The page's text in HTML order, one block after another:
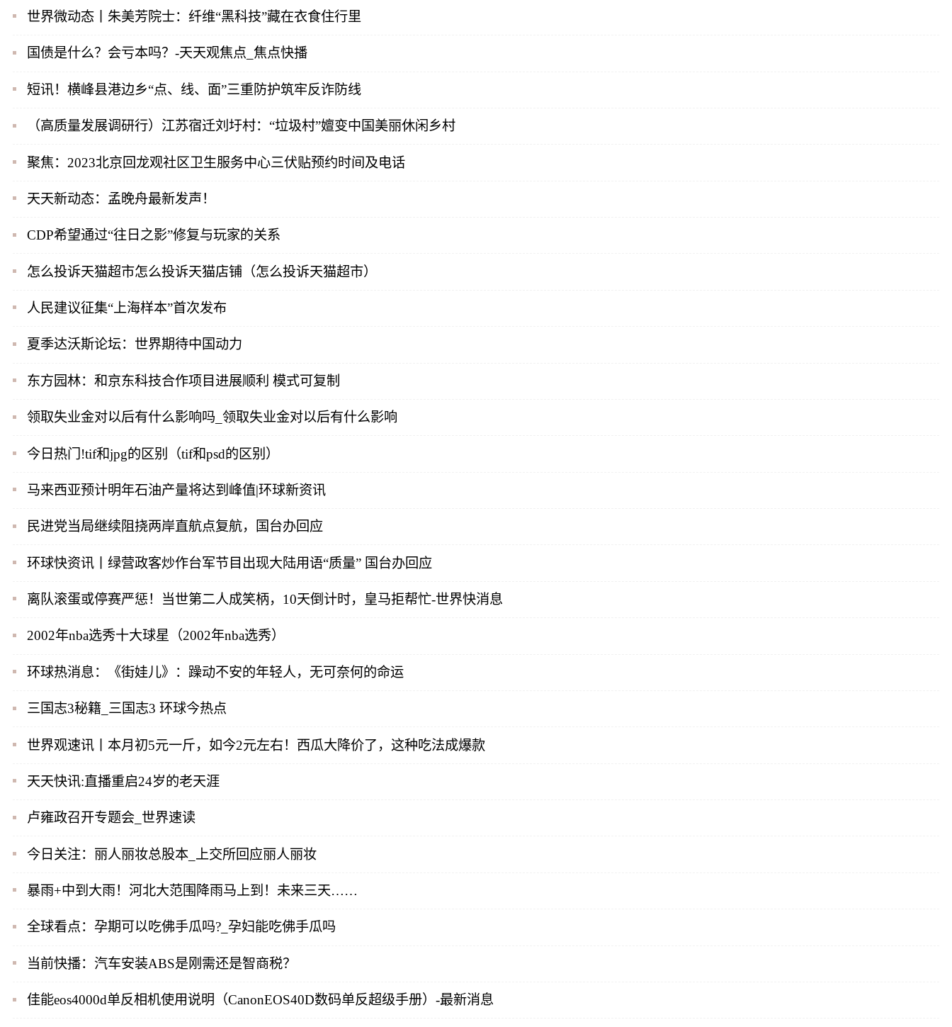
世界微动态丨朱美芳院士：纤维“黑科技”藏在衣食住行里
国债是什么？会亏本吗？-天天观焦点_焦点快播
短讯！横峰县港边乡“点、线、面”三重防护筑牢反诈防线
（高质量发展调研行）江苏宿迁刘圩村：“垃圾村”嬗变中国美丽休闲乡村
聚焦：2023北京回龙观社区卫生服务中心三伏贴预约时间及电话
天天新动态：孟晚舟最新发声！
CDP希望通过“往日之影”修复与玩家的关系
怎么投诉天猫超市怎么投诉天猫店铺（怎么投诉天猫超市）
人民建议征集“上海样本”首次发布
夏季达沃斯论坛：世界期待中国动力
东方园林：和京东科技合作项目进展顺利 模式可复制
领取失业金对以后有什么影响吗_领取失业金对以后有什么影响
今日热门!tif和jpg的区别（tif和psd的区别）
马来西亚预计明年石油产量将达到峰值|环球新资讯
民进党当局继续阻挠两岸直航点复航，国台办回应
环球快资讯丨绿营政客炒作台军节目出现大陆用语“质量” 国台办回应
离队滚蛋或停赛严惩！当世第二人成笑柄，10天倒计时，皇马拒帮忙-世界快消息
2002年nba选秀十大球星（2002年nba选秀）
环球热消息：《街娃儿》：躁动不安的年轻人，无可奈何的命运
三国志3秘籍_三国志3 环球今热点
世界观速讯丨本月初5元一斤，如今2元左右！西瓜大降价了，这种吃法成爆款
天天快讯:直播重启24岁的老天涯
卢雍政召开专题会_世界速读
今日关注：丽人丽妆总股本_上交所回应丽人丽妆
暴雨+中到大雨！河北大范围降雨马上到！未来三天……
全球看点：孕期可以吃佛手瓜吗?_孕妇能吃佛手瓜吗
当前快播：汽车安装ABS是刚需还是智商税？
佳能eos4000d单反相机使用说明（CanonEOS40D数码单反超级手册）-最新消息